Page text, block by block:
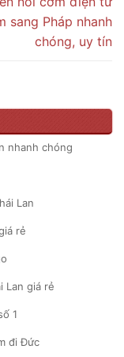
sang Pháp nhanh
chóng, uy tín
nhanh chóng
Lan
rẻ
Lan giá rẻ
1
đi Đức